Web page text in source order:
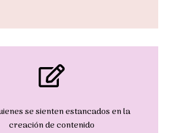

se sienten estancados en la
creación de contenido